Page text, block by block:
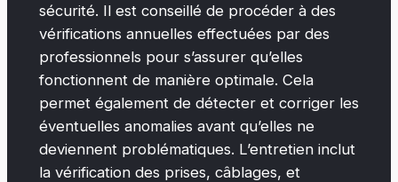
sécurité. Il est conseillé de procéder à des
vérifications annuelles effectuées par des
professionnels pour s’assurer qu’elles
fonctionnent de manière optimale. Cela
permet également de détecter et corriger les
éventuelles anomalies avant qu’elles ne
deviennent problématiques. L’entretien inclut
la vérification des prises, câblages, et